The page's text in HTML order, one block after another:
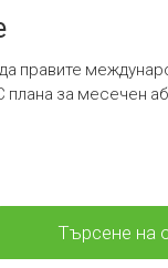
правите
плана за месечен
Търсене на